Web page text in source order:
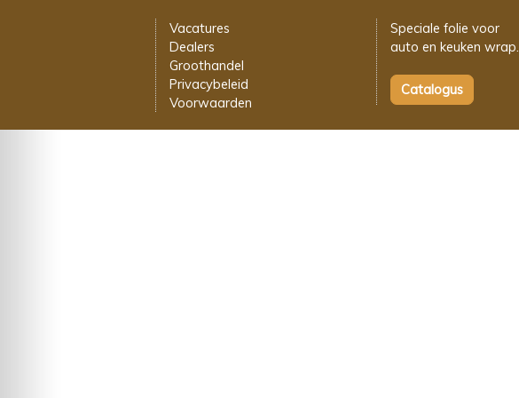
Vacatures
Dealers
Groothandel
Privacybeleid
Voorwaarden
Speciale folie voor
auto en keuken wrap.